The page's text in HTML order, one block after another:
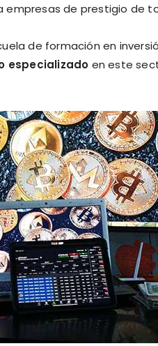
de prestigio de
de formación en
especializado en este